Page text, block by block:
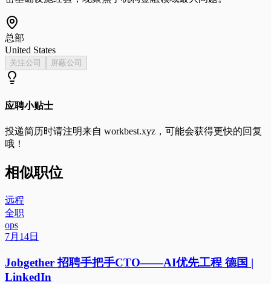
总部
United States
关注公司 屏蔽公司
应聘小贴士
投递简历时请注明来自 workbest.xyz ，可能会获得更快的回复
哦！
相似职位
远程
全职
ops
7月14日
Jobgether 招聘手把手CTO——AI优先工程 德国 |
LinkedIn